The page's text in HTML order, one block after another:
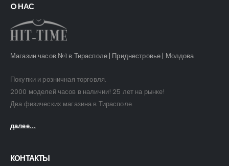
O НАС
Магазин часов №1 в Тирасполе | Приднестровье | Молдова.
Покупки и розничная торговля.
2000 моделей часов в наличии! 25 лет на рынке!
Два физических магазина в Тирасполе.
далее...
КОНТАКТЫ